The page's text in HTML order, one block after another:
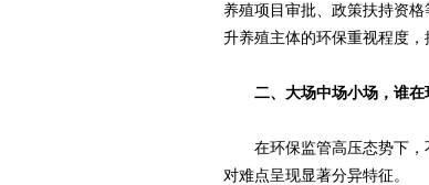
养殖项目审批、政策扶持资
升养殖主体的环保重视程度，
二、大场中场小场，谁在
在环保监管高压态势下，
对难点呈现显著分异特征。